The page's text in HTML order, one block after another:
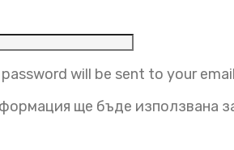
will be sent to your
ще бъде използвана